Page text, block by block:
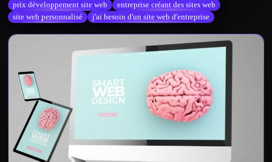
prix développement site web
entreprise créant des sites web
site web personnalisé
j'ai besoin d'un site web d'entreprise